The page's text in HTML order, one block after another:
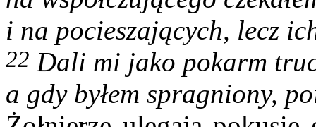
i na pocieszających, lecz
22 Dali mi jako pokarm
a gdy byłem spragniony,